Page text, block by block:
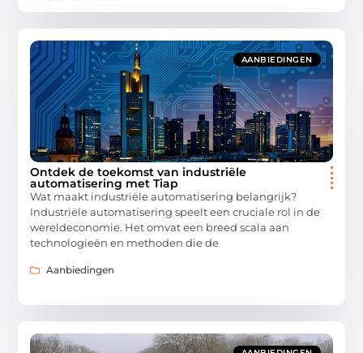
AANBIEDINGEN
Ontdek de toekomst van industriële
automatisering met Tiap
Wat maakt industriële automatisering belangrijk?
Industriële automatisering speelt een cruciale rol in de
wereldeconomie. Het omvat een breed scala aan
technologieën en methoden die de
Aanbiedingen